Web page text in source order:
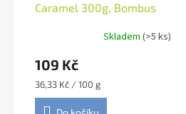
Caramel 300g, Bombus
Skladem (>5 ks)
109 Kč
Měrná
cena:
36,33 Kč / 100 g